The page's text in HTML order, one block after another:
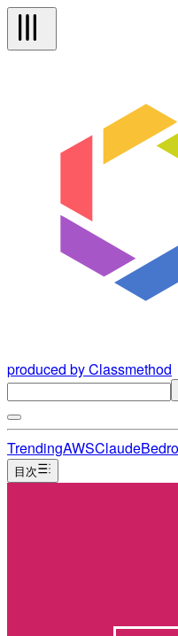
produced by Classmethod
TrendingAWSClaude
目次